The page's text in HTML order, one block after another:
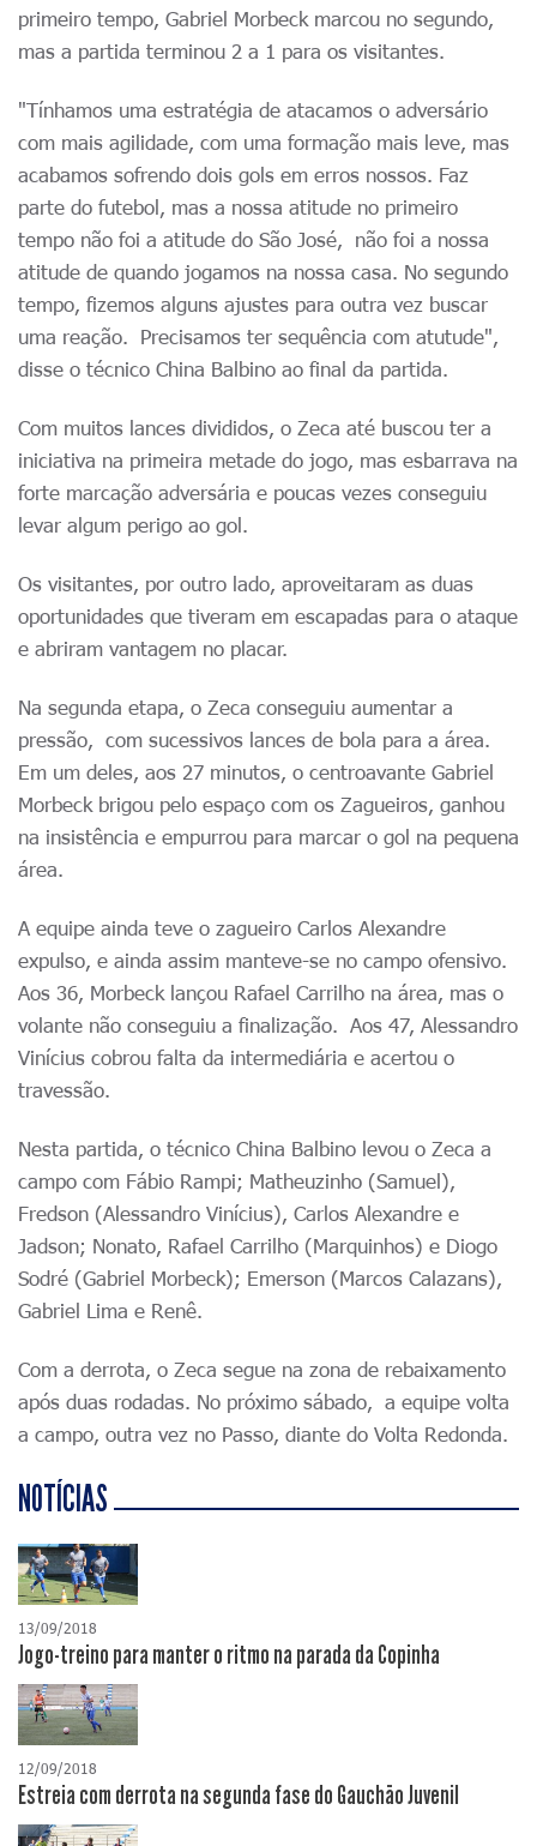
primeiro tempo, Gabriel Morbeck marcou no segundo,
mas a partida terminou 2 a 1 para os visitantes.
"Tínhamos uma estratégia de atacamos o adversário
com mais agilidade, com uma formação mais leve, mas
acabamos sofrendo dois gols em erros nossos. Faz
parte do futebol, mas a nossa atitude no primeiro
tempo não foi a atitude do São José, não foi a nossa
atitude de quando jogamos na nossa casa. No segundo
tempo, fizemos alguns ajustes para outra vez buscar
uma reação. Precisamos ter sequência com atutude",
disse o técnico China Balbino ao final da partida.
Com muitos lances divididos, o Zeca até buscou ter a
iniciativa na primeira metade do jogo, mas esbarrava na
forte marcação adversária e poucas vezes conseguiu
levar algum perigo ao gol.
Os visitantes, por outro lado, aproveitaram as duas
oportunidades que tiveram em escapadas para o ataque
e abriram vantagem no placar.
Na segunda etapa, o Zeca conseguiu aumentar a
pressão, com sucessivos lances de bola para a área.
Em um deles, aos 27 minutos, o centroavante Gabriel
Morbeck brigou pelo espaço com os Zagueiros, ganhou
na insistência e empurrou para marcar o gol na pequena
área.
A equipe ainda teve o zagueiro Carlos Alexandre
expulso, e ainda assim manteve-se no campo ofensivo.
Aos 36, Morbeck lançou Rafael Carrilho na área, mas o
volante não conseguiu a finalização. Aos 47, Alessandro
Vinícius cobrou falta da intermediária e acertou o
travessão.
Nesta partida, o técnico China Balbino levou o Zeca a
campo com Fábio Rampi; Matheuzinho (Samuel),
Fredson (Alessandro Vinícius), Carlos Alexandre e
Jadson; Nonato, Rafael Carrilho (Marquinhos) e Diogo
Sodré (Gabriel Morbeck); Emerson (Marcos Calazans),
Gabriel Lima e Renê.
Com a derrota, o Zeca segue na zona de rebaixamento
após duas rodadas. No próximo sábado, a equipe volta
a campo, outra vez no Passo, diante do Volta Redonda.
NOTÍCIAS
13/09/2018
Jogo-treino para manter o ritmo na parada da Copinha
12/09/2018
Estreia com derrota na segunda fase do Gauchão Juvenil